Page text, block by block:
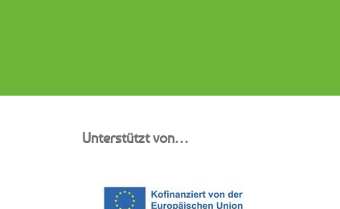
Unterstützt von…